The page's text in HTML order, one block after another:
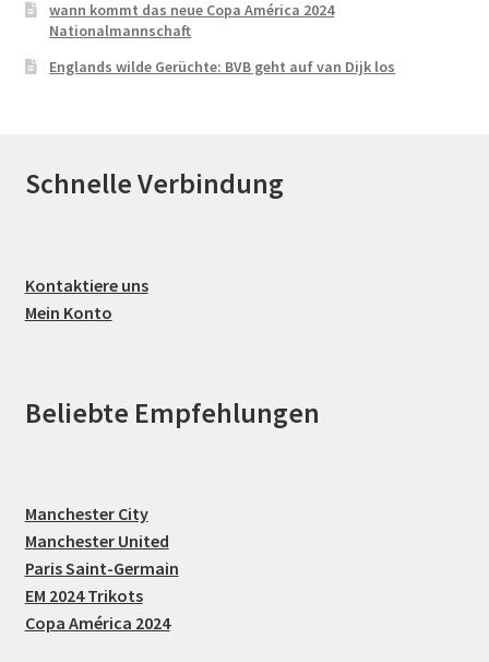
wann kommt das neue Copa América 2024
Nationalmannschaft
Englands wilde Gerüchte: BVB geht auf van Dijk los
Schnelle Verbindung
Kontaktiere uns
Mein Konto
Beliebte Empfehlungen
Manchester City
Manchester United
Paris Saint-Germain
EM 2024 Trikots
Copa América 2024